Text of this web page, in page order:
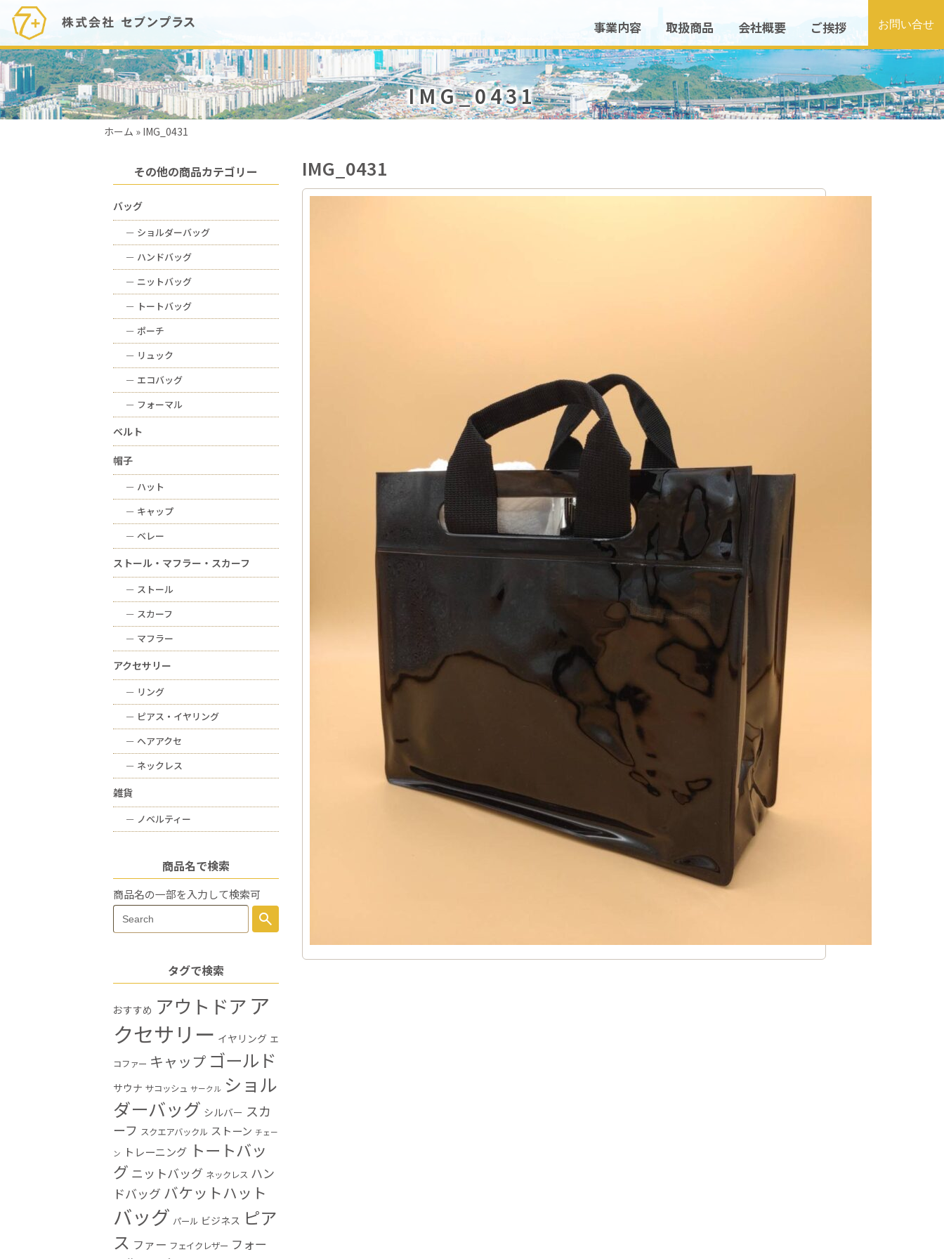
事業内容 取扱商品 会社概要 ご挨拶
IMG_0431
ホーム » IMG_0431
IMG_0431
その他の商品カテゴリー
バッグ
ー ショルダーバッグ
ー ハンドバッグ
ー ニットバッグ
ー トートバッグ
ー ポーチ
ー リュック
ー エコバッグ
ー フォーマル
ベルト
帽子
ー ハット
ー キャップ
ー ベレー
ストール・マフラー・スカーフ
ー ストール
ー スカーフ
ー マフラー
アクセサリー
ー リング
ー ピアス・イヤリング
ー ヘアアクセ
ー ネックレス
雑貨
ー ノベルティー
商品名で検索
商品名の一部を入力して検索可
Search
for:
search
タグで検索
おすすめ アウトドア ア
クセサリー イヤリング エ
コファー キャップ ゴールド
サウナ サコッシュ サークル ショル
ダーバッグ シルバー スカ
ーフ スクエアバックル ストーン チェー
ン
トレーニング トートバッ
グ ニットバッグ ネックレス ハン
ドバッグ バケットハット
バッグ パール ビジネス ピア
ス ファー フェイクレザー フォー